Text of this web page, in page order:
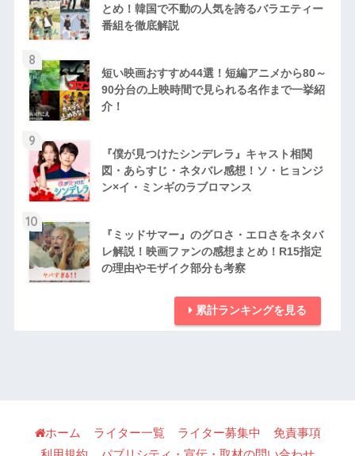
とめ！韓国で不動の人気を誇るバラエティー
番組を徹底解説
8
短い映画おすすめ44選！短編アニメから80～
90分台の上映時間で見られる名作まで一挙紹
介！
9
『僕が見つけたシンデレラ』キャスト相関
図・あらすじ・ネタバレ感想！ソ・ヒョンジ
ン×イ・ミンギのラブロマンス
10
『ミッドサマー』のグロさ・エロさをネタバ
レ解説！映画ファンの感想まとめ！R15指定
の理由やモザイク部分も考察
累計ランキングを見る
ホーム ライター一覧 ライター募集中
免責事項